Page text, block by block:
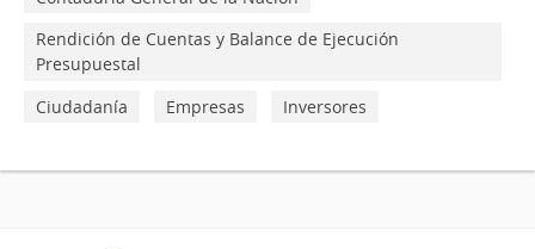
Rendición de Cuentas y Balance de Ejecución
Presupuestal
Ciudadanía
Empresas Inversores